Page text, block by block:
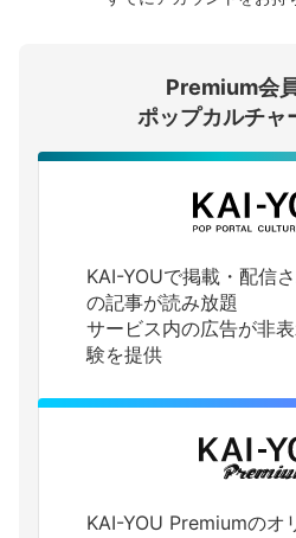
会員登録
ログイン
Premium会
ポップカルチャ
KAI-YOUで掲載・配信
の記事が読み放題
サービス内の広告が非
験を提供
KAI-YOU Premiumのオ